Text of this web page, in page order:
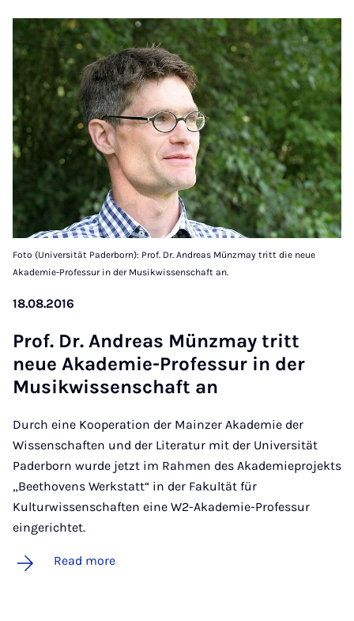
Foto (Universität Paderborn): Prof. Dr. Andreas Münzmay tritt die neue
Akademie-Professur in der Musikwissenschaft an.
18.08.2016
Prof. Dr. An­dreas Mün­zmay tritt
neue Akademie-Pro­fes­sur in der
Mu­sikwis­senschaft an
Durch eine Kooperation der Mainzer Akademie der
Wissenschaften und der Literatur mit der Universität
Paderborn wurde jetzt im Rahmen des Akademieprojekts
„Beethovens Werkstatt“ in der Fakultät für
Kulturwissenschaften eine W2-Akademie-Professur
eingerichtet.
Read more